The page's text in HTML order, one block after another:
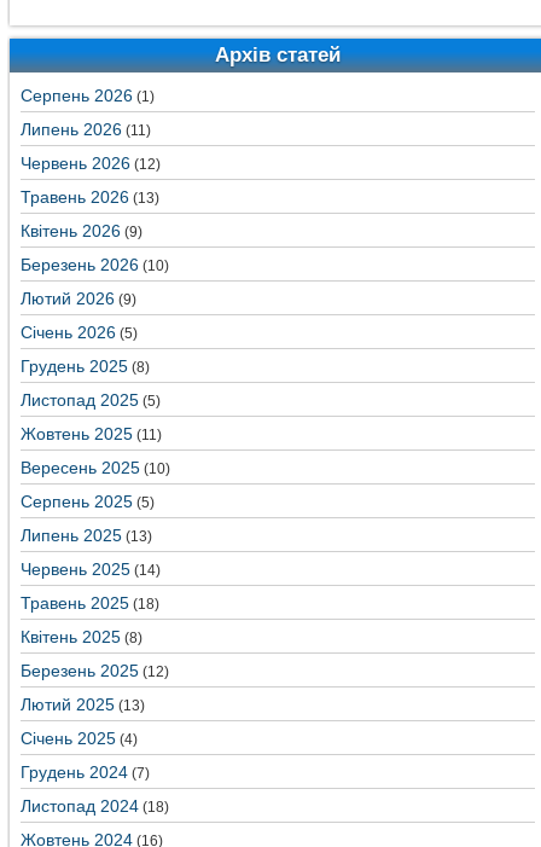
Архів статей
Серпень 2026 (1)
Липень 2026 (11)
Червень 2026 (12)
Травень 2026 (13)
Квітень 2026 (9)
Березень 2026 (10)
Лютий 2026 (9)
Січень 2026 (5)
Грудень 2025 (8)
Листопад 2025 (5)
Жовтень 2025 (11)
Вересень 2025 (10)
Серпень 2025 (5)
Липень 2025 (13)
Червень 2025 (14)
Травень 2025 (18)
Квітень 2025 (8)
Березень 2025 (12)
Лютий 2025 (13)
Січень 2025 (4)
Грудень 2024 (7)
Листопад 2024 (18)
Жовтень 2024 (16)